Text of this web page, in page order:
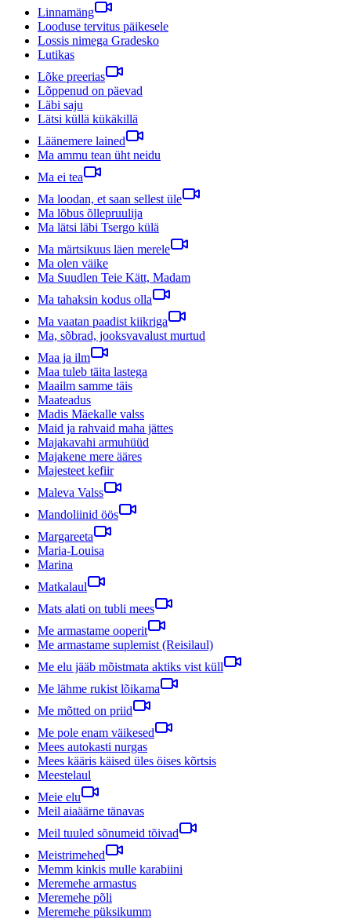
Linnamäng
Looduse tervitus päikesele
Lossis nimega Gradesko
Lutikas
Lõke preerias
Lõppenud on päevad
Läbi saju
Lätsi küllä kükäkillä
Läänemere lained
Ma ammu tean üht neidu
Ma ei tea
Ma loodan, et saan sellest üle
Ma lõbus õllepruulija
Ma lätsi läbi Tsergo külä
Ma märtsikuus läen merele
Ma olen väike
Ma Suudlen Teie Kätt, Madam
Ma tahaksin kodus olla
Ma vaatan paadist kiikriga
Ma, sõbrad, jooksvavalust murtud
Maa ja ilm
Maa tuleb täita lastega
Maailm samme täis
Maateadus
Madis Mäekalle valss
Maid ja rahvaid maha jättes
Majakavahi armuhüüd
Majakene mere ääres
Majesteet kefiir
Maleva Valss
Mandoliinid öös
Margareeta
Maria-Louisa
Marina
Matkalaul
Mats alati on tubli mees
Me armastame ooperit
Me armastame suplemist (Reisilaul)
Me elu jääb mõistmata aktiks vist küll
Me lähme rukist lõikama
Me mõtted on priid
Me pole enam väikesed
Mees autokasti nurgas
Mees kääris käised üles öises kõrtsis
Meestelaul
Meie elu
Meil aiaäärne tänavas
Meil tuuled sõnumeid tõivad
Meistrimehed
Memm kinkis mulle karabiini
Meremehe armastus
Meremehe põli
Meremehe püksikumm